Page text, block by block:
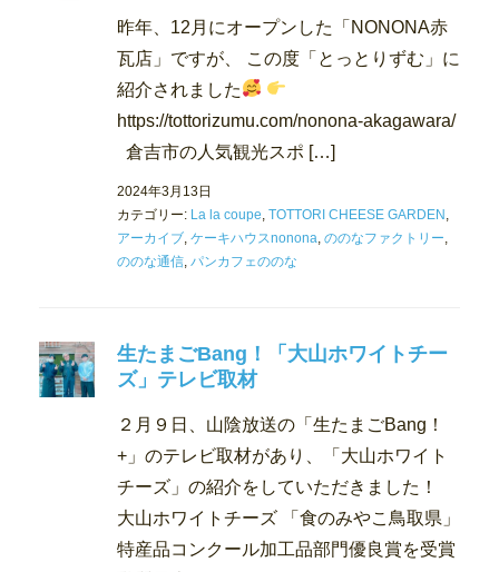
昨年、12月にオープンした「NONONA赤
瓦店」ですが、 この度「とっとりずむ」に
紹介されました
https://tottorizumu.com/nonona-akagawara/
倉吉市の人気観光スポ […]
2024年3月13日
カテゴリー: La la coupe, TOTTORI CHEESE GARDEN ,
アーカイブ, ケーキハウスnonona, ののなファクトリー,
ののな通信, パンカフェののな
生たまごBang！「大山ホワイトチー
ズ」テレビ取材
２月９日、山陰放送の「生たまごBang！
+」のテレビ取材があり、「大山ホワイト
チーズ」の紹介をしていただきました！
大山ホワイトチーズ 「食のみやこ鳥取県」
特産品コンクール加工品部門優良賞を受賞